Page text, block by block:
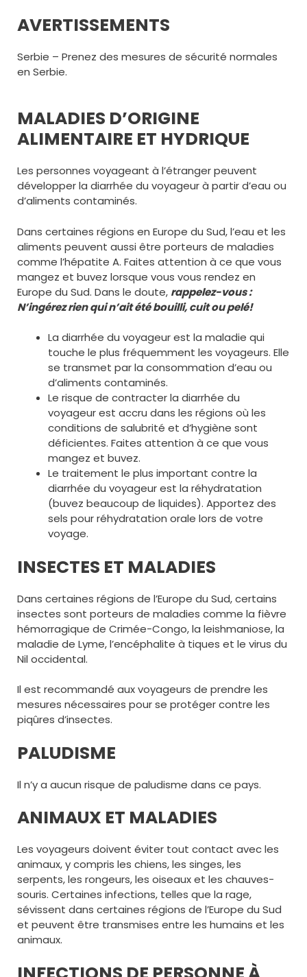
AVERTISSEMENTS
Serbie – Prenez des mesures de sécurité normales
en Serbie.
MALADIES D’ORIGINE
ALIMENTAIRE ET HYDRIQUE
Les personnes voyageant à l’étranger peuvent
développer la diarrhée du voyageur à partir d’eau ou
d’aliments contaminés.
Dans certaines régions en Europe du Sud, l’eau et les
aliments peuvent aussi être porteurs de maladies
comme l’hépatite A. Faites attention à ce que vous
mangez et buvez lorsque vous vous rendez en
Europe du Sud. Dans le doute, rappelez-vous :
N’ingérez rien qui n’ait été bouilli, cuit ou pelé!
La diarrhée du voyageur est la maladie qui
touche le plus fréquemment les voyageurs. Elle
se transmet par la consommation d’eau ou
d’aliments contaminés.
Le risque de contracter la diarrhée du
voyageur est accru dans les régions où les
conditions de salubrité et d’hygiène sont
déficientes. Faites attention à ce que vous
mangez et buvez.
Le traitement le plus important contre la
diarrhée du voyageur est la réhydratation
(buvez beaucoup de liquides). Apportez des
sels pour réhydratation orale lors de votre
voyage.
INSECTES ET MALADIES
Dans certaines régions de l’Europe du Sud, certains
insectes sont porteurs de maladies comme la fièvre
hémorragique de Crimée-Congo, la leishmaniose, la
maladie de Lyme, l’encéphalite à tiques et le virus du
Nil occidental.
Il est recommandé aux voyageurs de prendre les
mesures nécessaires pour se protéger contre les
piqûres d’insectes.
PALUDISME
Il n’y a aucun risque de paludisme dans ce pays.
ANIMAUX ET MALADIES
Les voyageurs doivent éviter tout contact avec les
animaux, y compris les chiens, les singes, les
serpents, les rongeurs, les oiseaux et les chauves-
souris. Certaines infections, telles que la rage,
sévissent dans certaines régions de l’Europe du Sud
et peuvent être transmises entre les humains et les
animaux.